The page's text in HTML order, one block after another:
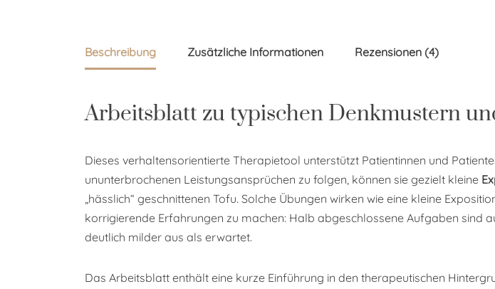
Beschreibung Zusätzliche Informationen Rezensionen (4)
Arbeitsblatt zu typischen Denkmustern
Dieses verhaltensorientierte Therapietool unterstützt Patientinnen und
ununterbrochenen Leistungsansprüchen zu folgen, können sie gezielt kleine
„hässlich“ geschnittenen Tofu. Solche Übungen wirken wie eine kleine
korrigierende Erfahrungen zu machen: Halb abgeschlossene Aufgaben
deutlich milder aus als erwartet.
Das Arbeitsblatt enthält eine kurze Einführung in den therapeutischen